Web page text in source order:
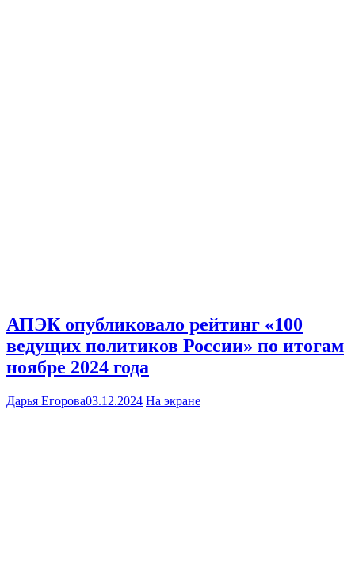
АПЭК опубликовало рейтинг «100
ведущих политиков России» по итогам
ноябре 2024 года
Дарья Егорова03.12.2024 На экране